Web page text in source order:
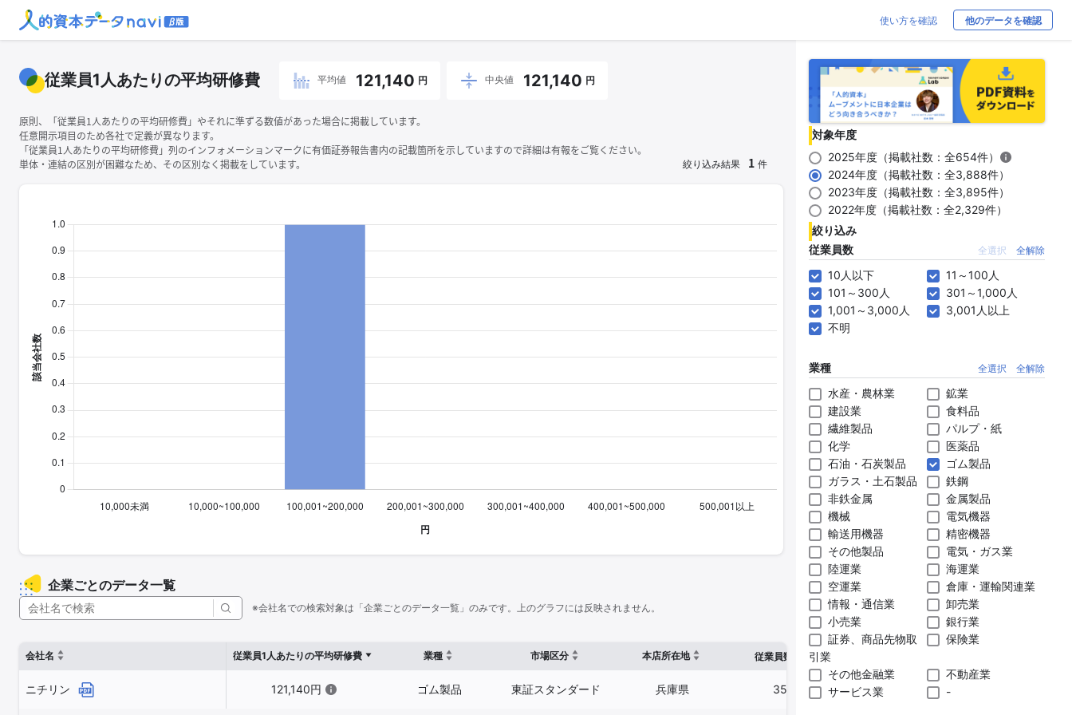
使い方を確認 他のデータを確認
従業員1人あたりの平均研修費 平均値 121,140 円 中央値 121,140 円
原則、「従業員1人あたりの平均研修費」やそれに準ずる数値があった場合に掲載しています。
任意開示項目のため各社で定義が異なります。
「従業員1人あたりの平均研修費」列のインフォメーションマークに有価証券報告書内の記載箇所を示していますので詳細は有報をご覧ください。
単体・連結の区別が困難なため、その区別なく掲載をしています。
絞り込み結果 1 件
企業ごとのデータ一覧
※会社名での検索対象は「企業ごとのデータ一覧」のみです。上のグラフには反映されません。
会社名 従業員1人あたりの平均研修費 業種 市場区分 本店所在地 従業員数 ※1
ニチリン 121,140円 ゴム製品 東証スタンダード 兵庫県 359人
対象年度
2025年度（掲載社数：全654件）
2024年度（掲載社数：全3,888件）
2023年度（掲載社数：全3,895件）
2022年度（掲載社数：全2,329件）
絞り込み
従業員数
全選択 全解除
10人以下
11～100人
101～300人
301～1,000人
1,001～3,000人
3,001人以上
不明
業種 全選択 全解除
水産・農林業
鉱業
建設業
食料品
繊維製品
パルプ・紙
化学
医薬品
石油・石炭製品
ゴム製品
ガラス・土石製品
鉄鋼
非鉄金属
金属製品
機械
電気機器
輸送用機器
精密機器
その他製品
電気・ガス業
陸運業
海運業
空運業
倉庫・運輸関連業
情報・通信業
卸売業
小売業
銀行業
証券、商品先物取
引業
保険業
その他金融業
不動産業
サービス業
-